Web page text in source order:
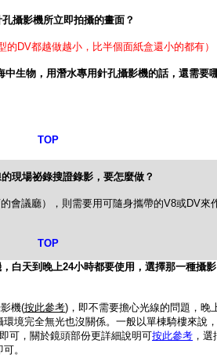
攝影機所立即拍攝的畫面？
DV都越做越小，比半個面紙盒還小的都有）
中生物，用潛水專用針孔攝影機的話，還需要
TOP
現場祕錄搜證錄影，要怎麼做？
會議廳），則需要用可隨身攜帶的V8或DV來
TOP
白天到晚上24小時都要使用，選擇那一種攝影
機(按此參考)， 即不需要擔心光線的問題，晚
境完全無光也沒關係。一般以單棟騎樓來說，
可，關於鏡頭部份更詳細說明可按此參考 ，選
。